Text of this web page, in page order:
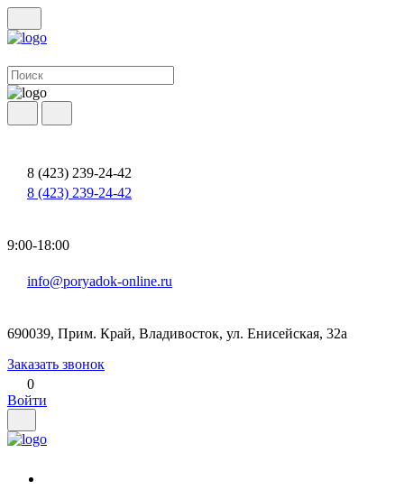
8 (423) 239-24-42
8 (423) 239-24-42
9:00-18:00
info@poryadok-online.ru
690039, Прим. Край, Владивосток, ул. Енисейская, 32а
Заказать звонок
0
Войти